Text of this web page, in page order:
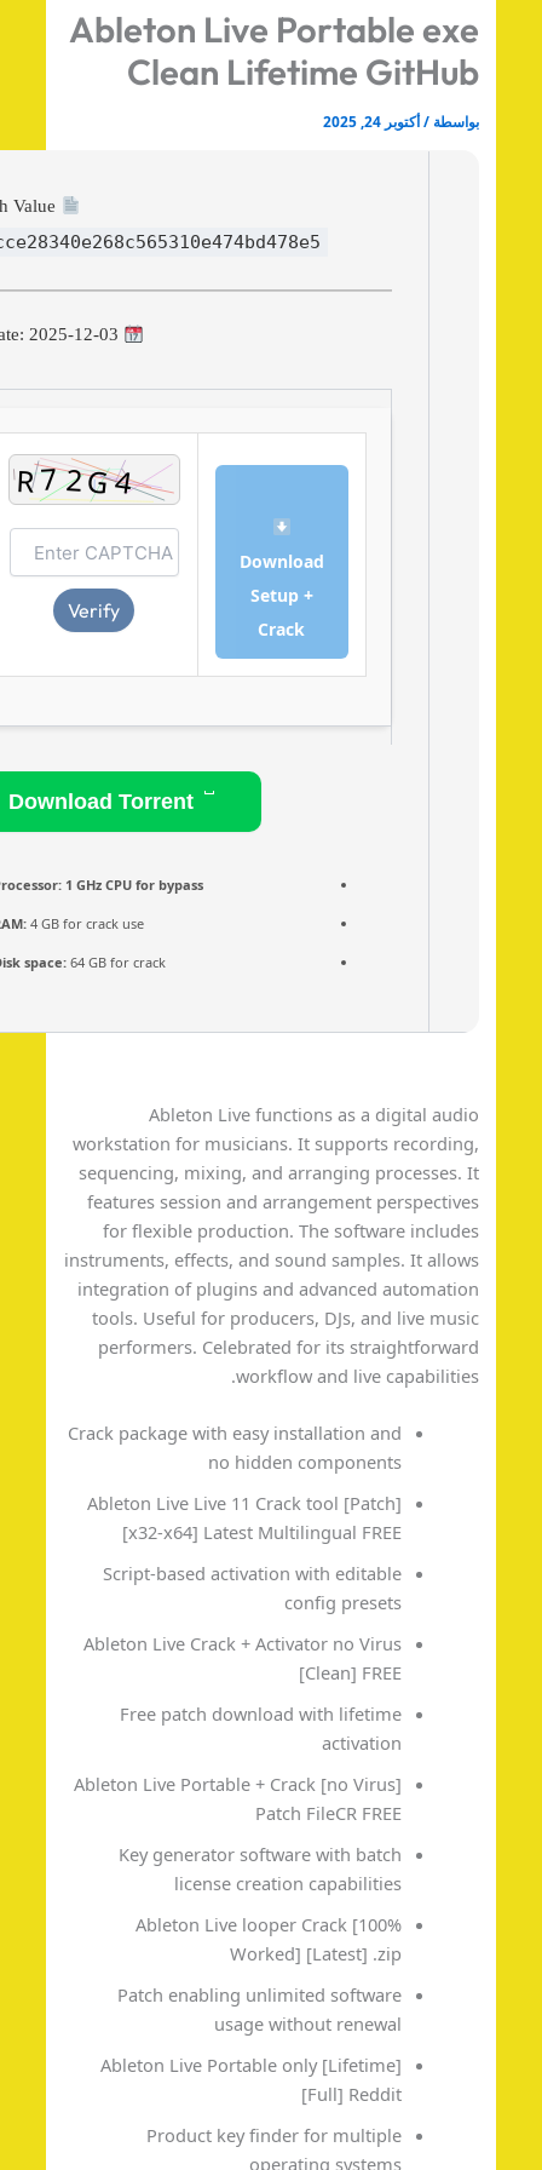
Ableton Live Portable
Clean Lifetime
أكتوبر 24, 2025
c8cce28340e268c565310e474bd478e5
Download
Processor: 1 GHz CPU for bypass
RAM:4 GB for crack use
Disk space:64 GB for crack
Ableton Live functions as a digital
workstation for musicians. It supports
sequencing, mixing, and arranging processes.
features session and arrangement
for flexible production. The software
instruments, effects, and sound samples. It
integration of plugins and advanced
tools. Useful for producers, DJs, and live
performers. Celebrated for its
workflow and live
Crack package with easy installation and
no hidden components
Ableton Live Live 11 Crack tool [Patch]
[x32-x64] Latest Multilingual FREE
Script-based activation with editable
config presets
Ableton Live Crack + Activator no Virus
[Clean] FREE
Free patch download with lifetime
activation
Ableton Live Portable + Crack [no Virus]
Patch FileCR FREE
Key generator software with batch
license creation capabilities
Ableton Live looper Crack [100%
Worked] [Latest] .zip
Patch enabling unlimited software
usage without renewal
Ableton Live Portable only [Lifetime]
[Full] Reddit
Product key finder for multiple
operating systems